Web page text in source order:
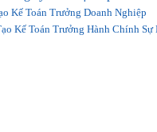
Kế Toán Trưởng Doanh Nghiệp
Kế Toán Trưởng Hành Chính Sự